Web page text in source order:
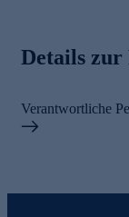
Details
Verantwortliche